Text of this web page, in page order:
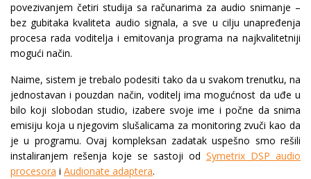
povezivanjem četiri studija sa računarima za audio snimanje –
bez gubitaka kvaliteta audio signala, a sve u cilju unapređenja
procesa rada voditelja i emitovanja programa na najkvalitetniji
mogući način.
Naime, sistem je trebalo podesiti tako da u svakom trenutku, na
jednostavan i pouzdan način, voditelj ima mogućnost da uđe u
bilo koji slobodan studio, izabere svoje ime i počne da snima
emisiju koja u njegovim slušalicama za monitoring zvuči kao da
je u programu. Ovaj kompleksan zadatak uspešno smo rešili
instaliranjem rešenja koje se sastoji od Symetrix DSP audio
procesora i Audionate adaptera.